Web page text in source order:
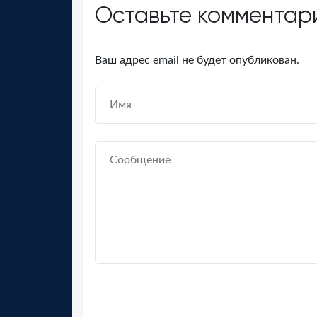
Оставьте
Ваш адрес email не будет опубликован.